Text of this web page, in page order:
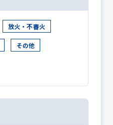
放火・不審火
その他